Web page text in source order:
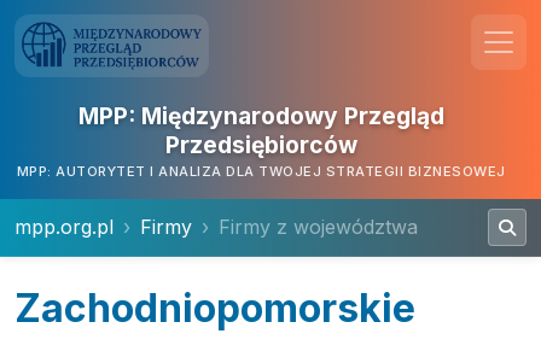
MPP: Międzynarodowy Przegląd
Przedsiębiorców
MPP: AUTORYTET I ANALIZA DLA TWOJEJ STRATEGII BIZNESOWEJ
mpp.org.pl Firmy Firmy z województwa
Zachodniopomorskie